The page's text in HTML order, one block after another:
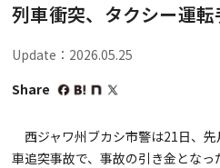
列車衝突、タクシー運
Update：2026.05.25
Share
西ジャワ州ブカシ市警は21日、
車追突事故で、事故の引き金となっ